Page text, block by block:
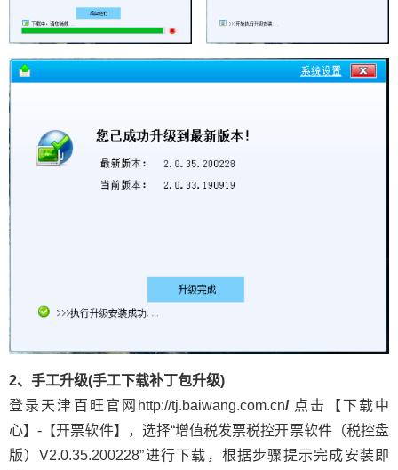
2、手工升级(手工下载补丁包升级)
登录天津百旺官网http://tj.baiwang.com.cn/点击【下载中
心】-【开票软件】，选择“增值税发票税控开票软件（税控盘
版）V2.0.35.200228”进行下载，根据步骤提示完成安装即